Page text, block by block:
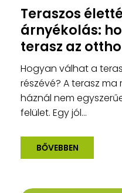
Teraszos
árnyékolás:
terasz az
Hogyan válhat a
részévé? A terasz ma
háznál nem
felület. Egy jól...
BŐVEBBEN